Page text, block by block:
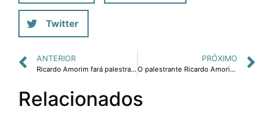
Twitter
ANTERIOR
Ricardo Amorim fará palestra sobre transformações econômicas e impactos em RH.
PRÓXIMO
O palestrante Ricardo Amorim dá o seu veredito: "O Brasil está condenado"
Relacionados